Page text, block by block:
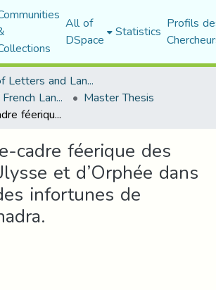
All of
DSpace Statistics Profils
Faculty of Letters and Languages
Department of French Language and Literature Master Thesis
La Nouvelle-cadre féerique des mythes d’Ulysse et d’Orphée dans L’Olympe des infortunes de Yasmina Khadra.
cadre féerique des
et d’Orphée dans
infortunes de